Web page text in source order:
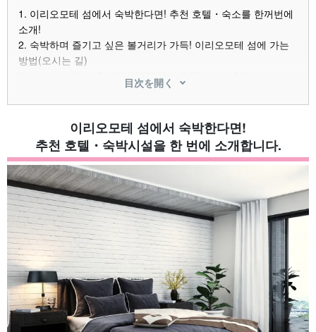
1. 이리오모테 섬에서 숙박한다면! 추천 호텔・숙소를 한꺼번에
소개!
2. 숙박하며 즐기고 싶은 볼거리가 가득! 이리오모테 섬에 가는
방법(오시는 길)
이리오모테 섬 우에하라항 주변의 추천 숙소・호텔
호텔 리조트 인 이리오모테 섬
3.2.杜屋(두리야)
틴누칼라
3.4. 빌라 우나리자키
3.5. ⑤琉夏
4.이리오모테 섬 오오하라항 주변의 추천 숙소・호텔
4.1.이리오모테 섬 정글 호텔 파이누마야
4.2.② 에코빌리지 이리오모테
5.투숙객의 특권! 낮이 아닌 밤에 즐기자! 이리오모테 섬의 추천
투어 3선
5.1. 붉은 노을에 휩싸인다! 석양】선셋 카누/SUP
5.2.당일 예약도 OK! 세계가 인정한 밤하늘의 별들! 야간】
별빛 감상 & 정글 나이트 투어
5.3.설레임! 고요함 속의 새로운 체험! 야간】야간 별이 빛나
는 밤하늘 카누/SUP 투어
6.西表島のホテルに関する よくある質問(FAQ)
目次を開く
이리오모테 섬에서 숙박한다면!
추천 호텔・숙박시설을 한 번에 소개합니다.